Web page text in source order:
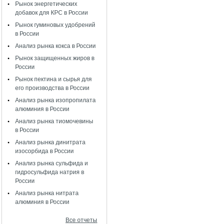
Рынок энергетических
добавок для КРС в России
Рынок гуминовых удобрений
в России
Анализ рынка кокса в России
Рынок защищенных жиров в
России
Рынок пектина и сырья для
его производства в России
Анализ рынка изопропилата
алюминия в России
Анализ рынка тиомочевины
в России
Анализ рынка динитрата
изосорбида в России
Анализ рынка сульфида и
гидросульфида натрия в
России
Анализ рынка нитрата
алюминия в России
Все отчеты